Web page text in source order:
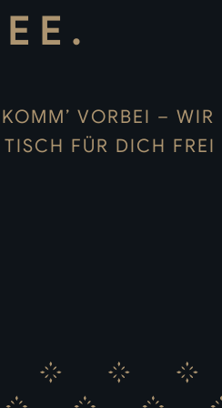
VORBEI – WIR
FÜR DICH FREI